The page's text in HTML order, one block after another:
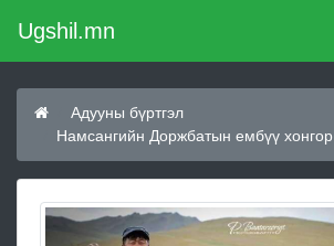
Ugshil.mn
Адууны бүртгэл
Намсангийн Доржбатын ембүү хонгор